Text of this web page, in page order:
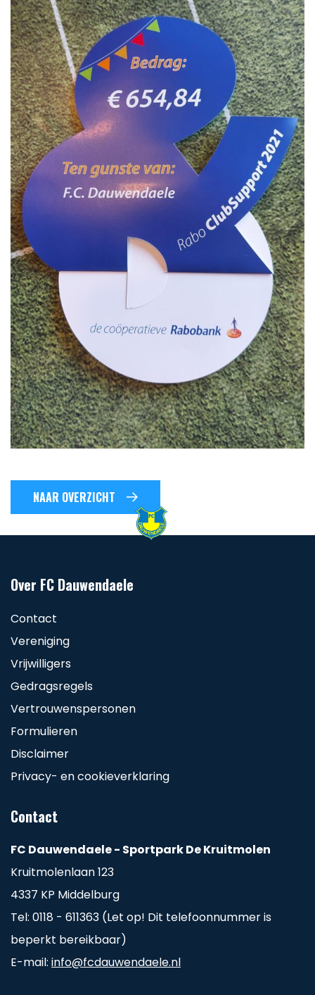
NAAR OVERZICHT
Over FC Dauwendaele
Contact
Vereniging
Vrijwilligers
Gedragsregels
Vertrouwenspersonen
Formulieren
Disclaimer
Privacy- en cookieverklaring
Contact
FC Dauwendaele - Sportpark De Kruitmolen
Kruitmolenlaan 123
4337 KP Middelburg
Tel: 0118 - 611363 (Let op! Dit telefoonnummer is
beperkt bereikbaar)
E-mail: info@fcdauwendaele.nl